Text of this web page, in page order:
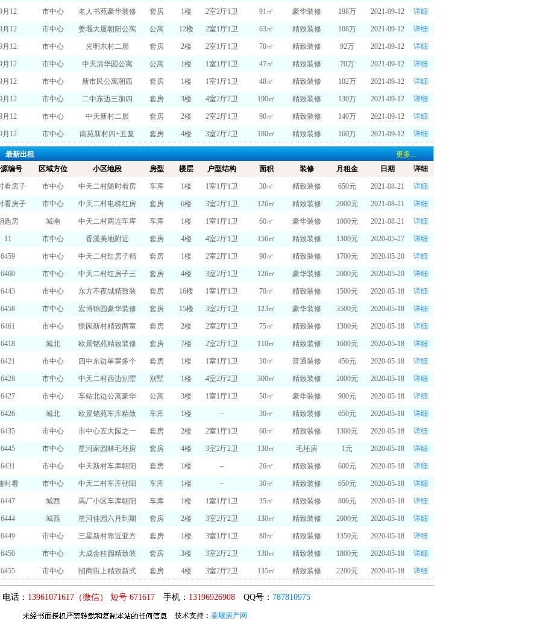
月12 市中心 名人书苑豪华装修 套房 1楼 2室2厅1卫 91㎡ 豪华装修 198万 2021-09-12 详细
月12 市中心 姜堰大厦朝阳公寓 公寓 12楼 2室1厅1卫 63㎡ 精致装修 108万 2021-09-12 详细
月12 市中心 光明东村二层 套房 2楼 2室1厅1卫 70㎡ 精致装修 92万 2021-09-12 详细
月12 市中心 中天清华园公寓 公寓 1楼 1室1厅1卫 47㎡ 精致装修 70万 2021-09-12 详细
月12 市中心 新市民公寓朝西 套房 1楼 1室1厅1卫 48㎡ 精致装修 102万 2021-09-12 详细
月12 市中心 二中东边三加四 套房 3楼 4室2厅2卫 190㎡ 精致装修 130万 2021-09-12 详细
月12 市中心 中天新村二层 套房 2楼 2室2厅1卫 90㎡ 精致装修 140万 2021-09-12 详细
月12 市中心 南苑新村四+五复 套房 4楼 3室2厅2卫 180㎡ 精致装修 160万 2021-09-12 详细
最新出租
更多...
编号
区域方位 小区地段 房型 楼层 户型结构 面积 装修 月租金 日期 详细
看房子 市中心 中天二村随时看房 车库 1楼 1室1厅1卫 30㎡ 精致装修 650元 2021-08-21 详细
看房子 市中心 中天二村电梯红房 套房 6楼 3室2厅1卫 126㎡ 精致装修 2000元 2021-08-21 详细
匙房 城南 中天二村两连车库 车库 1楼 1室1厅1卫 60㎡ 豪华装修 1000元 2021-08-21 详细
11 市中心 香溪美地附近 套房 4楼 4室2厅1卫 156㎡ 精致装修 1300元 2020-05-27 详细
6459 市中心 中天二村红房子精 套房 1楼 2室2厅1卫 90㎡ 精致装修 1700元 2020-05-20 详细
6460 市中心 中天二村红房子三 套房 4楼 3室2厅1卫 126㎡ 豪华装修 2000元 2020-05-20 详细
6443 市中心 东方不夜城精致装 套房 16楼 1室1厅1卫 70㎡ 精致装修 1500元 2020-05-18 详细
6458 市中心 宏博锦园豪华装修 套房 15楼 3室2厅1卫 123㎡ 豪华装修 3500元 2020-05-18 详细
6461 市中心 憬园新村精致两室 套房 2楼 2室2厅1卫 75㎡ 精致装修 1300元 2020-05-18 详细
6418 城北 欧景铭苑精致装修 套房 7楼 2室2厅1卫 110㎡ 精致装修 1600元 2020-05-18 详细
6421 市中心 四中东边单室多个 套房 1楼 1室1厅1卫 30㎡ 普通装修 450元 2020-05-18 详细
6428 市中心 中天二村西边别墅 别墅 1楼 4室2厅2卫 300㎡ 精致装修 2000元 2020-05-18 详细
6427 市中心 车站北边公寓豪华 公寓 3楼 1室1厅1卫 50㎡ 豪华装修 900元 2020-05-18 详细
6426 城北 欧景铭苑车库精致 车库 1楼 － 30㎡ 精致装修 650元 2020-05-18 详细
6435 市中心 市中心五大园之一 套房 2楼 2室1厅1卫 60㎡ 精致装修 1300元 2020-05-18 详细
6445 市中心 星河家园林毛坯房 套房 4楼 3室2厅2卫 130㎡ 毛坯房 1元 2020-05-18 详细
6431 市中心 中天新村车库朝阳 套房 1楼 － 26㎡ 精致装修 600元 2020-05-18 详细
时看 市中心 中天二村车库朝阳 车库 1楼 － 30㎡ 精致装修 650元 2020-05-18 详细
6447 城西 馬厂小区车库朝阳 车库 1楼 1室1厅1卫 35㎡ 精致装修 800元 2020-05-18 详细
6444 城西 星河佳园六月到期 套房 2楼 3室2厅2卫 130㎡ 精致装修 2000元 2020-05-18 详细
6449 市中心 三星新村靠近亚方 套房 1楼 3室1厅1卫 80㎡ 精致装修 1350元 2020-05-18 详细
6450 市中心 大成金桂园精致装 套房 3楼 3室2厅2卫 130㎡ 精致装修 1800元 2020-05-18 详细
6455 市中心 招商街上精致新式 套房 4楼 3室2厅2卫 135㎡ 精致装修 2200元 2020-05-18 详细
话： 13961071617（微信） 短号 671617手机： 13196926908QQ号： 787810975
技术支持： 姜堰房产网